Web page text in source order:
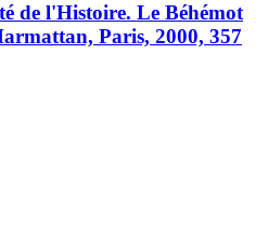
de l'Histoire. Le Béhémot
Paris, 2000, 357